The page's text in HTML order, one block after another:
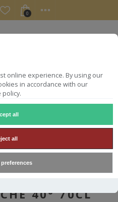
online experience. By using our
in accordance with our
policy.
all
all
preferences
0
1982 FOLLE BLANCHE 40° 70CL
DANIS 1982
40° 70CL